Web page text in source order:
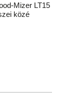
Mizer LT15
közé